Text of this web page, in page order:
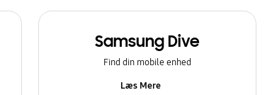
Samsung Dive
Find din mobile enhed
Læs Mere